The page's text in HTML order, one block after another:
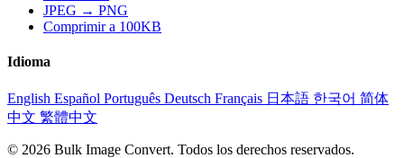
JPEG → PNG
Comprimir a 100KB
Idioma
English Español Português Deutsch Français 日本語 한국어 简体
中文 繁體中文
© 2026 Bulk Image Convert. Todos los derechos reservados.